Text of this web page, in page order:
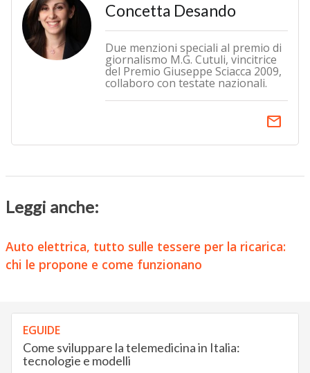
Concetta Desando
Due menzioni speciali al premio di
giornalismo M.G. Cutuli, vincitrice
del Premio Giuseppe Sciacca 2009,
collaboro con testate nazionali.
email
Leggi anche:
Auto elettrica, tutto sulle tessere per la ricarica:
chi le propone e come funzionano
EGUIDE
Come sviluppare la telemedicina in Italia:
tecnologie e modelli